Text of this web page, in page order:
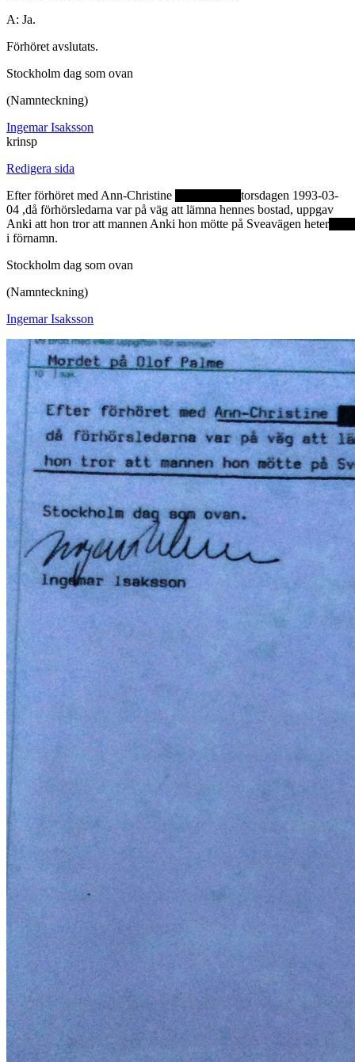
A: Ja.
Förhöret avslutats.
Stockholm dag som ovan
(Namnteckning)
Ingemar Isaksson
krinsp
Redigera sida
Efter förhöret med Ann-Christine
torsdagen 1993-03-
04 ,då förhörsledarna var på väg att lämna hennes bostad, uppgav
Anki att hon tror att mannen Anki hon mötte på Sveavägen heter
i förnamn.
Stockholm dag som ovan
(Namnteckning)
Ingemar Isaksson